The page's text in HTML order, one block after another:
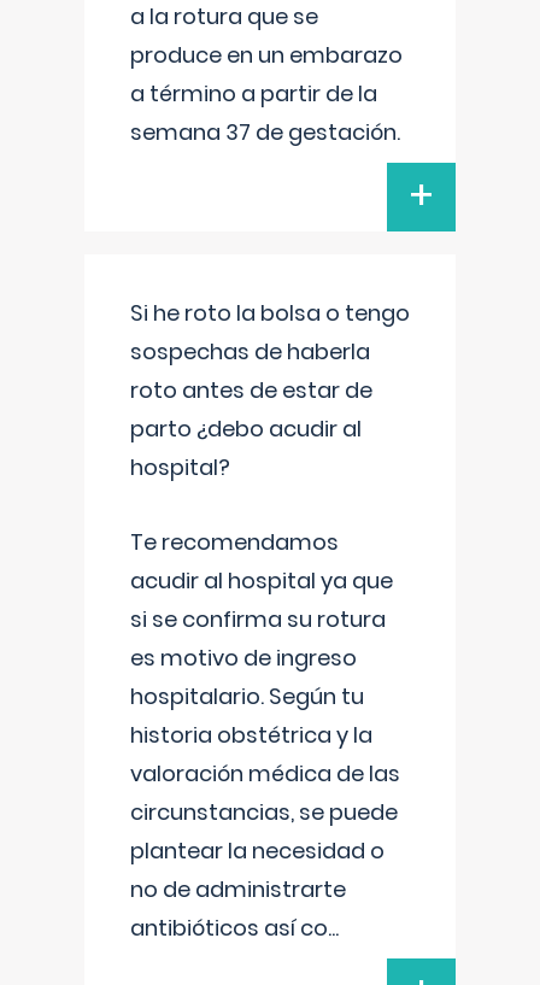
a la rotura que se
produce en un embarazo
a término a partir de la
semana 37 de gestación.
+
Si he roto la bolsa o tengo
sospechas de haberla
roto antes de estar de
parto ¿debo acudir al
hospital?
Te recomendamos
acudir al hospital ya que
si se confirma su rotura
es motivo de ingreso
hospitalario. Según tu
historia obstétrica y la
valoración médica de las
circunstancias, se puede
plantear la necesidad o
no de administrarte
antibióticos así co...